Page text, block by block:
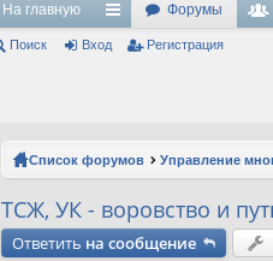
На главную
с
и
Форумы
Поиск Вход Регистрация
Список форумов Управление
ТСЖ, УК - воровство и
Ответить на сообщение